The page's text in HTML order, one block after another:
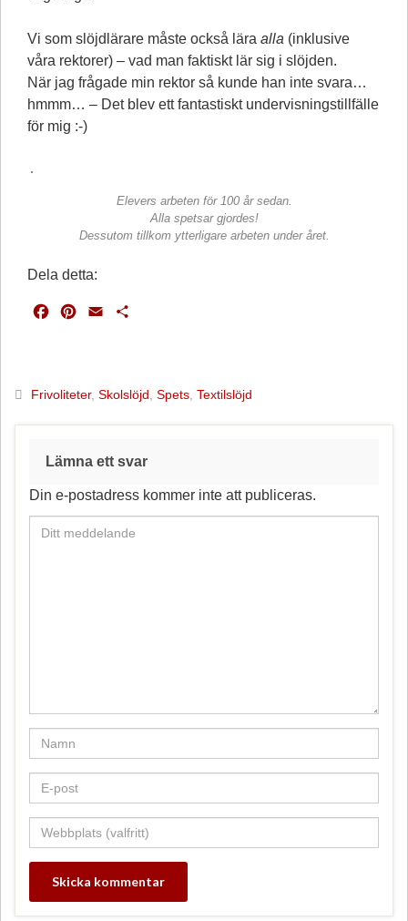
Vi som slöjdlärare måste också lära alla (inklusive
våra rektorer) – vad man faktiskt lär sig i slöjden.
När jag frågade min rektor så kunde han inte svara…
hmmm… – Det blev ett fantastiskt undervisningstillfälle
för mig :-)
Elevers arbeten för 100 år sedan.
Alla spetsar gjordes!
Dessutom tillkom ytterligare arbeten under året.
Dela detta:
b
e
t
l
Frivoliteter, Skolslöjd Spets Textilslöjd
Lämna ett svar
Din e-postadress kommer inte att publiceras.